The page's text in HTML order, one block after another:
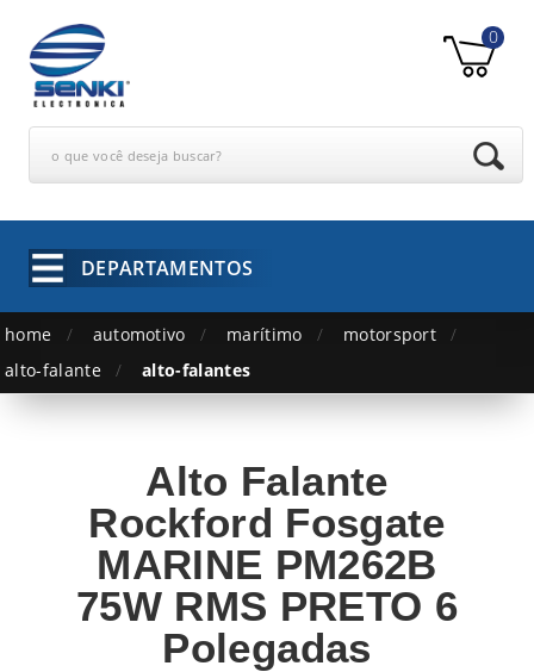
o que você deseja buscar?
0
DEPARTAMENTOS
home automotivo marítimo
motorsport
alto-falante
alto-falantes
Alto Falante
Rockford Fosgate
MARINE PM262B
75W RMS PRETO 6
Polegadas